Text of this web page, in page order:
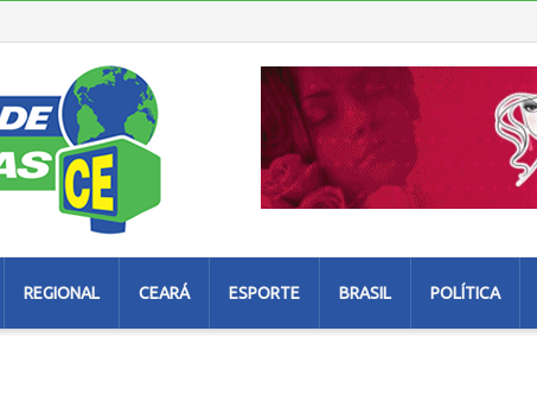
REGIONAL CEARÁ ESPORTE BRASIL POLÍTICA